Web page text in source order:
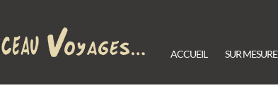
ACCUEIL SUR MESURE